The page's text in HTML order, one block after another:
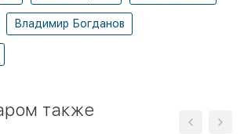
Владимир Богданов
также